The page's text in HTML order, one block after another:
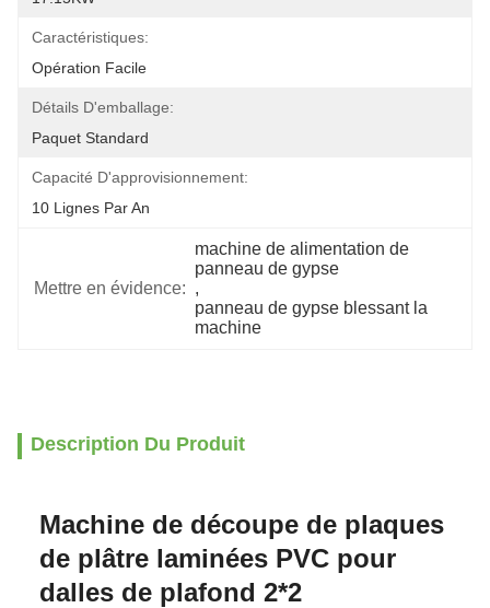
Caractéristiques:
Opération Facile
Détails D'emballage:
Paquet Standard
Capacité D'approvisionnement:
10 Lignes Par An
Mettre en évidence:
machine de alimentation de
panneau de gypse
,
panneau de gypse blessant la
machine
Description Du Produit
Machine de découpe de plaques
de plâtre laminées PVC pour
dalles de plafond 2*2